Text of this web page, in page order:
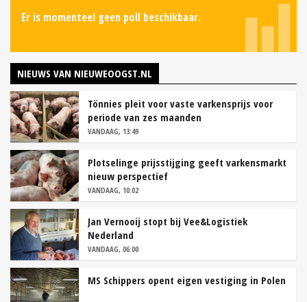
Er is momenteel geen poll beschikbaar.
NIEUWS VAN NIEUWEOOGST.NL
Tönnies pleit voor vaste varkensprijs voor
periode van zes maanden
VANDAAG, 13:49
Plotselinge prijsstijging geeft varkensmarkt
nieuw perspectief
VANDAAG, 10:02
Jan Vernooij stopt bij Vee&Logistiek
Nederland
VANDAAG, 06:00
MS Schippers opent eigen vestiging in Polen